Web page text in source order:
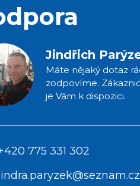
Jindřich
Máte nějaký dotaz
zodpovíme.
je Vám k dispozici.
775 331 302